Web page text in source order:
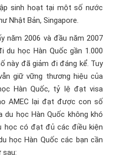
sinh hoạt tại một số nước
Nhật Bản, Singapore.
năm 2006 và đầu năm 2007
học Hàn Quốc gần 1.000
này đã giảm đi đáng kể. Tuy
giữ vững thương hiệu của
Hàn Quốc, tỷ lệ đạt visa
AMEC lại đạt được con số
học Hàn Quốc không khó
học có đạt đủ các điều kiện
học Hàn Quốc các bạn cần
sau: